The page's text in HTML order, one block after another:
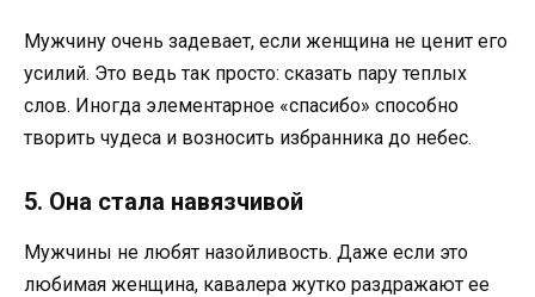
Мужчину очень задевает, если женщина не ценит его
усилий. Это ведь так просто: сказать пару теплых
слов. Иногда элементарное «спасибо» способно
творить чудеса и возносить избранника до небес.
5. Она стала навязчивой
Мужчины не любят назойливость. Даже если это
любимая женщина, кавалера жутко раздражают ее